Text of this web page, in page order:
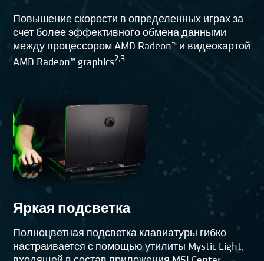
Повышение скорости в определенных играх за
счет более эффективного обмена данными
между процессором AMD Radeon™ и видеокартой
AMD Radeon™ graphics2,3.
Яркая подсветка
Полноцветная подсветка клавиатуры гибко
настраивается с помощью утилиты Mystic Light,